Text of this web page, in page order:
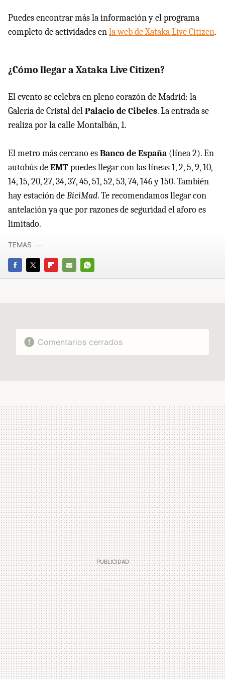
Puedes encontrar más la información y el programa
completo de actividades enla web de Xataka Live Citizen.
¿Cómo llegar a Xataka Live Citizen?
El evento se celebra en pleno corazón de Madrid: la
Galería de Cristal delPalacio de Cibeles. La entrada se
realiza por la calle Montalbán, 1.
El metro más cercano esBanco de España (línea 2). En
autobús deEMTpuedes llegar con las líneas 1, 2, 5, 9, 10,
14, 15, 20, 27, 34, 37, 45, 51, 52, 53, 74, 146 y 150. También
hay estación deBiciMad. Te recomendamos llegar con
antelación ya que por razones de seguridad el aforo es
limitado.
FACEBOOK
TWITTERFLIPBOARD
E-
WHATSAPP
TEMAS
Comentarios cerrados